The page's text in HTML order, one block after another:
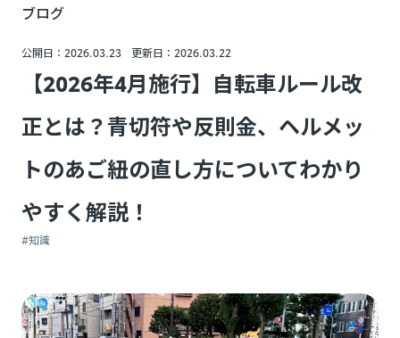
ブログ
公開日：2026.03.23 更新日：2026.03.22
【2026年4月施行】自転車ルール改
正とは？青切符や反則金、ヘルメッ
トのあご紐の直し方についてわかり
やすく解説！
#知識